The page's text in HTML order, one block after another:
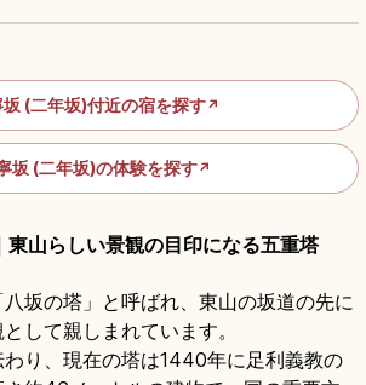
(二年坂)付近の宿を探す↗
坂 (二年坂)の体験を探す↗
東山らしい景観の目印になる五重塔
坂の塔」と呼ばれ、東山の坂道の先に
して親しまれています。
り、現在の塔は1440年に足利義教の